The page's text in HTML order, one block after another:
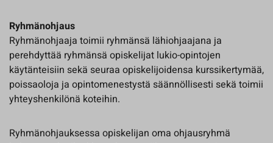
Ryhmänohjaus
Ryhmänohjaaja toimii ryhmänsä lähiohjaajana ja
perehdyttää ryhmänsä opiskelijat lukio-opintojen
käytänteisiin sekä seuraa opiskelijoidensa kurssikertymää,
poissaoloja ja opintomenestystä säännöllisesti sekä toimii
yhteyshenkilönä koteihin.
Ryhmänohjauksessa opiskelijan oma ohjausryhmä